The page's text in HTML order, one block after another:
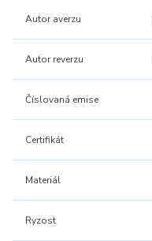
Autor averzu
Autor reverzu
Číslovaná emise
Certifikát
Materiál
Ryzost